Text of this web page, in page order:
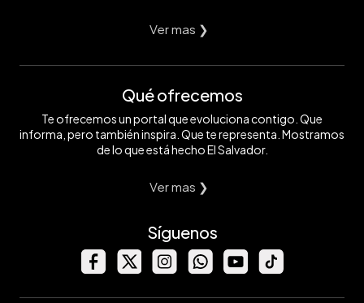
Ver mas ❯
Qué ofrecemos
Te ofrecemos un portal que evoluciona contigo. Que
informa, pero también inspira. Que te representa. Mostramos
de lo que está hecho El Salvador.
Ver mas ❯
Síguenos